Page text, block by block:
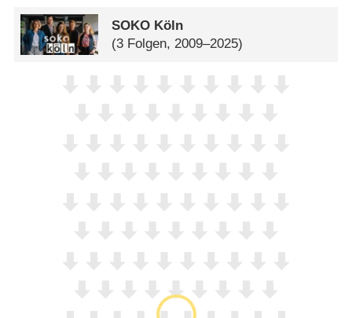
SOKO Köln
(3 Folgen, 2009–2025)